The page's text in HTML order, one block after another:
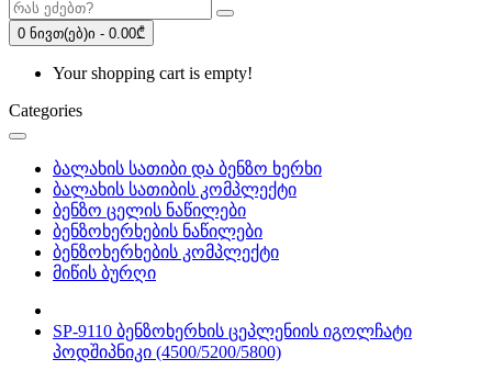
0 ნივთ(ებ)ი - 0.00₾
Your shopping cart is empty!
Categories
ბალახის სათიბი და ბენზო ხერხი
ბალახის სათიბის კომპლექტი
ბენზო ცელის ნაწილები
ბენზოხერხების ნაწილები
ბენზოხერხების კომპლექტი
მიწის ბურღი
SP-9110 ბენზოხერხის ცეპლენიის იგოლჩატი
პოდშიპნიკი (4500/5200/5800)